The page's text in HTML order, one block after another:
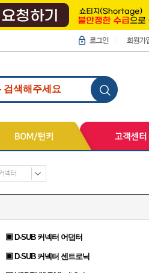
넥터
▣ D-SUB 커넥터 어댑터
▣ D-SUB 커넥터 센트로닉